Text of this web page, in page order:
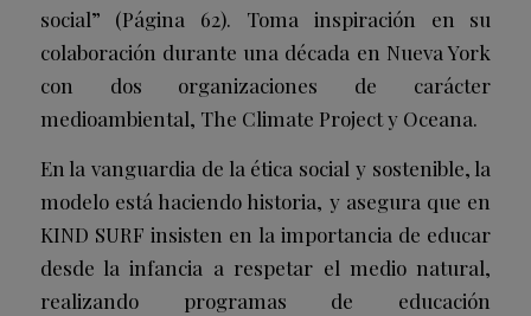
social” (Página 62). Toma inspiración en su
colaboración durante una década en Nueva York
con dos organizaciones de carácter
medioambiental, The Climate Project y Oceana.
En la vanguardia de la ética social y sostenible, la
modelo está haciendo historia, y asegura que en
KIND SURF insisten en la importancia de educar
desde la infancia a respetar el medio natural,
realizando programas de educación